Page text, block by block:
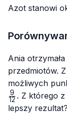
Azot stanowi
Ania
przedmiotów.
możliwych
12
9 . Z którego z
lepszy rezultat?